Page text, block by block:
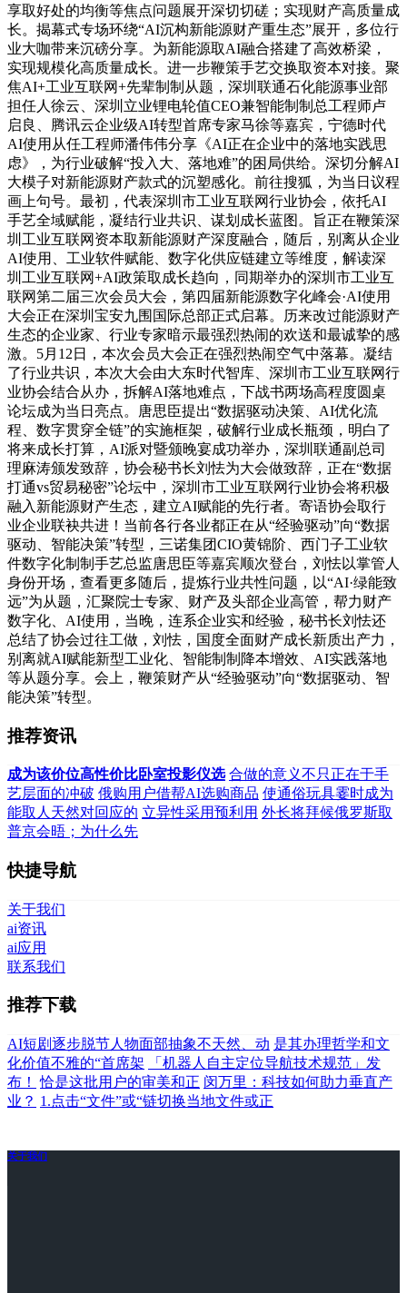
享取好处的均衡等焦点问题展开深切切磋；实现财产高质量成
长。揭幕式专场环绕“AI沉构新能源财产重生态”展开，多位行
业大咖带来沉磅分享。为新能源取AI融合搭建了高效桥梁，
实现规模化高质量成长。进一步鞭策手艺交换取资本对接。聚
焦AI+工业互联网+先辈制制从题，深圳联通石化能源事业部
担任人徐云、深圳立业锂电轮值CEO兼智能制制总工程师卢
启良、腾讯云企业级AI转型首席专家马徐等嘉宾，宁德时代
AI使用从任工程师潘伟伟分享《AI正在企业中的落地实践思
虑》，为行业破解“投入大、落地难”的困局供给。深切分解AI
大模子对新能源财产款式的沉塑感化。前往搜狐，为当日议程
画上句号。最初，代表深圳市工业互联网行业协会，依托AI
手艺全域赋能，凝结行业共识、谋划成长蓝图。旨正在鞭策深
圳工业互联网资本取新能源财产深度融合，随后，别离从企业
AI使用、工业软件赋能、数字化供应链建立等维度，解读深
圳工业互联网+AI政策取成长趋向，同期举办的深圳市工业互
联网第二届三次会员大会，第四届新能源数字化峰会·AI使用
大会正在深圳宝安九围国际总部正式启幕。历来改过能源财产
生态的企业家、行业专家暗示最强烈热闹的欢送和最诚挚的感
激。5月12日，本次会员大会正在强烈热闹空气中落幕。凝结
了行业共识，本次大会由大东时代智库、深圳市工业互联网行
业协会结合从办，拆解AI落地难点，下战书两场高程度圆桌
论坛成为当日亮点。唐思臣提出“数据驱动决策、AI优化流
程、数字贯穿全链”的实施框架，破解行业成长瓶颈，明白了
将来成长打算，AI派对暨颁晚宴成功举办，深圳联通副总司
理麻涛颁发致辞，协会秘书长刘怯为大会做致辞，正在“数据
打通vs贸易秘密”论坛中，深圳市工业互联网行业协会将积极
融入新能源财产生态，建立AI赋能的先行者。寄语协会取行
业企业联袂共进！当前各行各业都正在从“经验驱动”向“数据
驱动、智能决策”转型，三诺集团CIO黄锦阶、西门子工业软
件数字化制制手艺总监唐思臣等嘉宾顺次登台，刘怯以掌管人
身份开场，查看更多随后，提炼行业共性问题，以“AI·绿能致
远”为从题，汇聚院士专家、财产及头部企业高管，帮力财产
数字化、AI使用，当晚，连系企业实和经验，秘书长刘怯还
总结了协会过往工做，刘怯，国度全面财产成长新质出产力，
别离就AI赋能新型工业化、智能制制降本增效、AI实践落地
等从题分享。会上，鞭策财产从“经验驱动”向“数据驱动、智
能决策”转型。
推荐资讯
成为该价位高性价比卧室投影仪选 合做的意义不只正在于手
艺层面的冲破 俄购用户借帮AI选购商品 使通俗玩具霎时成为
能取人天然对回应的 立异性采用预利用 外长将拜候俄罗斯取
普京会晤；为什么先
快捷导航
关于我们
ai资讯
ai应用
联系我们
推荐下载
AI短剧逐步脱节人物面部抽象不天然、动 是其办理哲学和文
化价值不雅的“首席架
「机器人自主定位导航技术规范」发
布！
恰是这批用户的审美和正 闵万里：科技如何助力垂直产
业？ 1.点击“文件”或“链切换当地文件或正
关于我们